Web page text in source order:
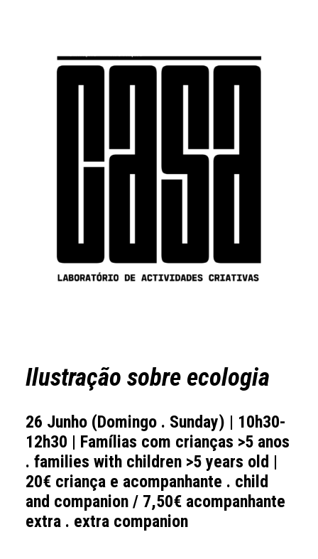
Ilustração sobre ecologia
26 Junho (Domingo . Sunday) | 10h30-
12h30 | Famílias com crianças >5 anos
. families with children >5 years old |
20€ criança e acompanhante . child
and companion / 7,50€ acompanhante
extra . extra companion